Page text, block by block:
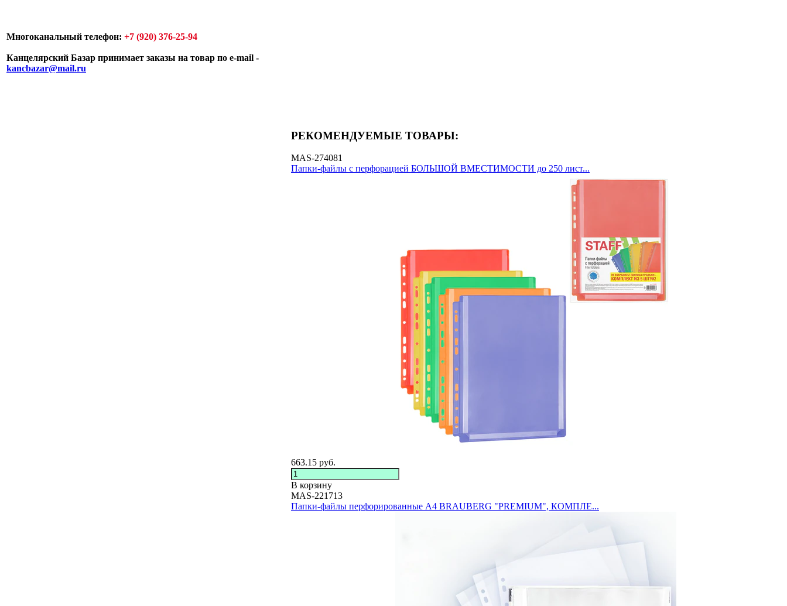
Многоканальный телефон: +7 (920) 376-25-94
Канцелярский Базар принимает заказы на товар по e-mail -
kancbazar@mail.ru
РЕКОМЕНДУЕМЫЕ ТОВАРЫ:
MAS-274081
Папки-файлы с перфорацией БОЛЬШОЙ ВМЕСТИМОСТИ до 250 лист...
663.15 руб.
В корзину
MAS-221713
Папки-файлы перфорированные А4 BRAUBERG "PREMIUM", КОМПЛЕ...